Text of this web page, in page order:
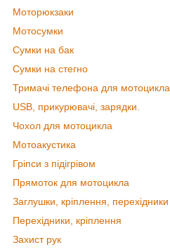
Моторюкзаки
Мотосумки
Сумки на бак
Сумки на стегно
Тримачі телефона для мотоцикла
USB, прикурювачі, зарядки.
Чохол для мотоцикла
Мотоакустика
Гріпси з підігрівом
Прямоток для мотоцикла
Заглушки, кріплення, перехідники
Перехідники, кріплення
Захист рук